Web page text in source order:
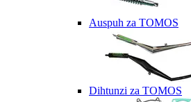
Auspuh za TOMOS
Dihtunzi za TOMOS